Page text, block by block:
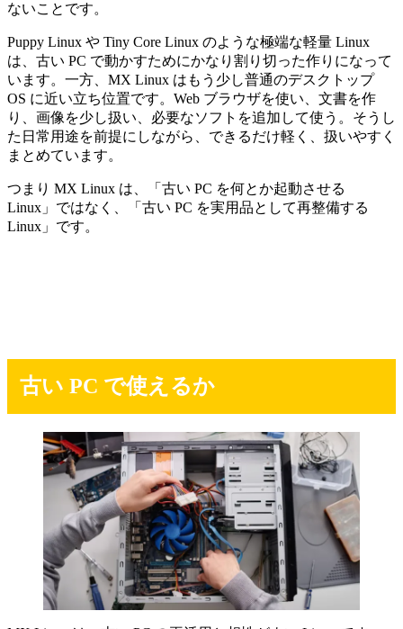
ないことです。
Puppy Linux や Tiny Core Linux のような極端な軽量 Linux
は、古い PC で動かすためにかなり割り切った作りになって
います。一方、MX Linux はもう少し普通のデスクトップ
OS に近い立ち位置です。Web ブラウザを使い、文書を作
り、画像を少し扱い、必要なソフトを追加して使う。そうし
た日常用途を前提にしながら、できるだけ軽く、扱いやすく
まとめています。
つまり MX Linux は、「古い PC を何とか起動させる
Linux」ではなく、「古い PC を実用品として再整備する
Linux」です。
古い PC で使えるか